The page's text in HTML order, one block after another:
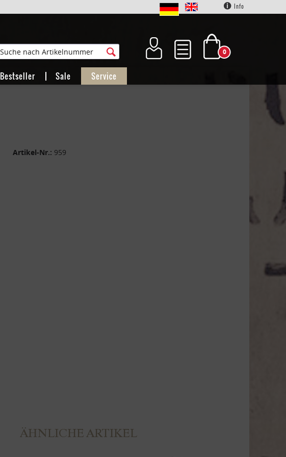
Info
0
Bestseller Sale Service
Artikel-Nr.: 959
ÄHNLICHE ARTIKEL